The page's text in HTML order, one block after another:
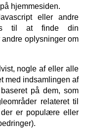
hjemmesiden.
eller andre
til at finde din
oplysninger om
nogle af eller alle
med indsamlingen af
på dem, som
relateret til
der er populære eller